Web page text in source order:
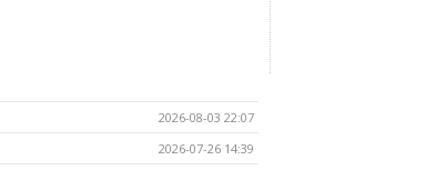
2026-08-03 22:07
2026-07-26 14:39